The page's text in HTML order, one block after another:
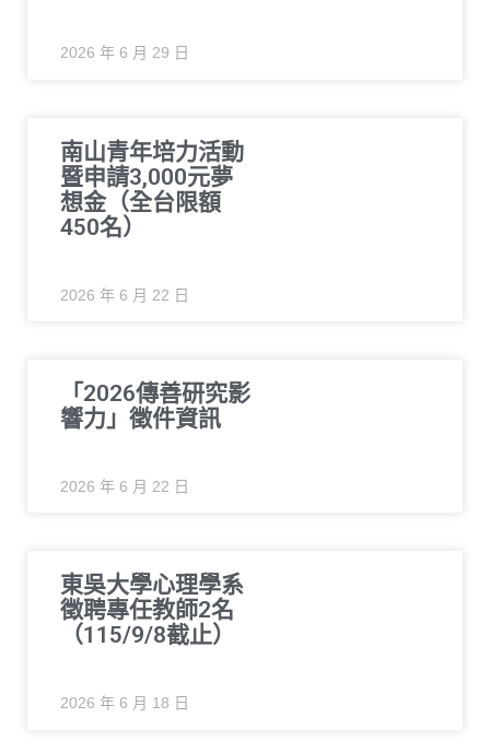
2026 年 6 月 29 日
南山青年培力活動
暨申請3,000元夢
想金（全台限額
450名）
2026 年 6 月 22 日
「2026傳善研究影
響力」徵件資訊
2026 年 6 月 22 日
東吳大學心理學系
徵聘專任教師2名
（115/9/8截止）
2026 年 6 月 18 日